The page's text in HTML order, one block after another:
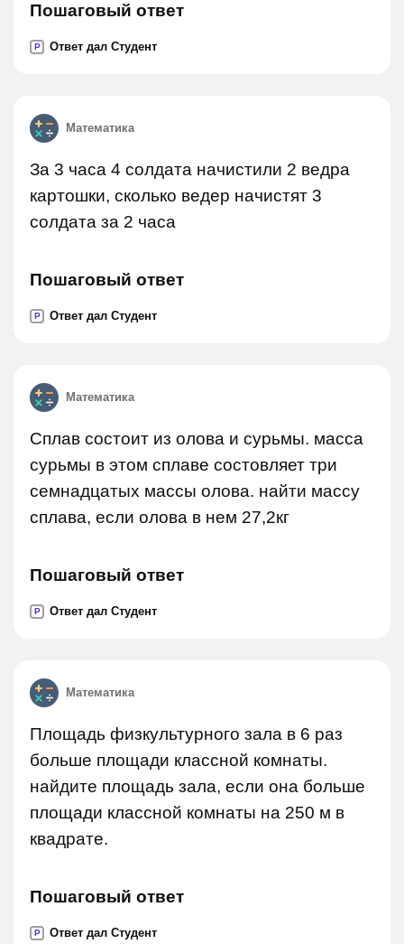
Пошаговый ответ
P Ответ дал Студент
Математика
За 3 часа 4 солдата начистили 2 ведра
картошки, сколько ведер начистят 3
солдата за 2 часа
Пошаговый ответ
P Ответ дал Студент
Математика
Сплав состоит из олова и сурьмы. масса
сурьмы в этом сплаве состовляет три
семнадцатых массы олова. найти массу
сплава, если олова в нем 27,2кг
Пошаговый ответ
P Ответ дал Студент
Математика
Площадь физкультурного зала в 6 раз
больше площади классной комнаты.
найдите площадь зала, если она больше
площади классной комнаты на 250 м в
квадрате.
Пошаговый ответ
P Ответ дал Студент